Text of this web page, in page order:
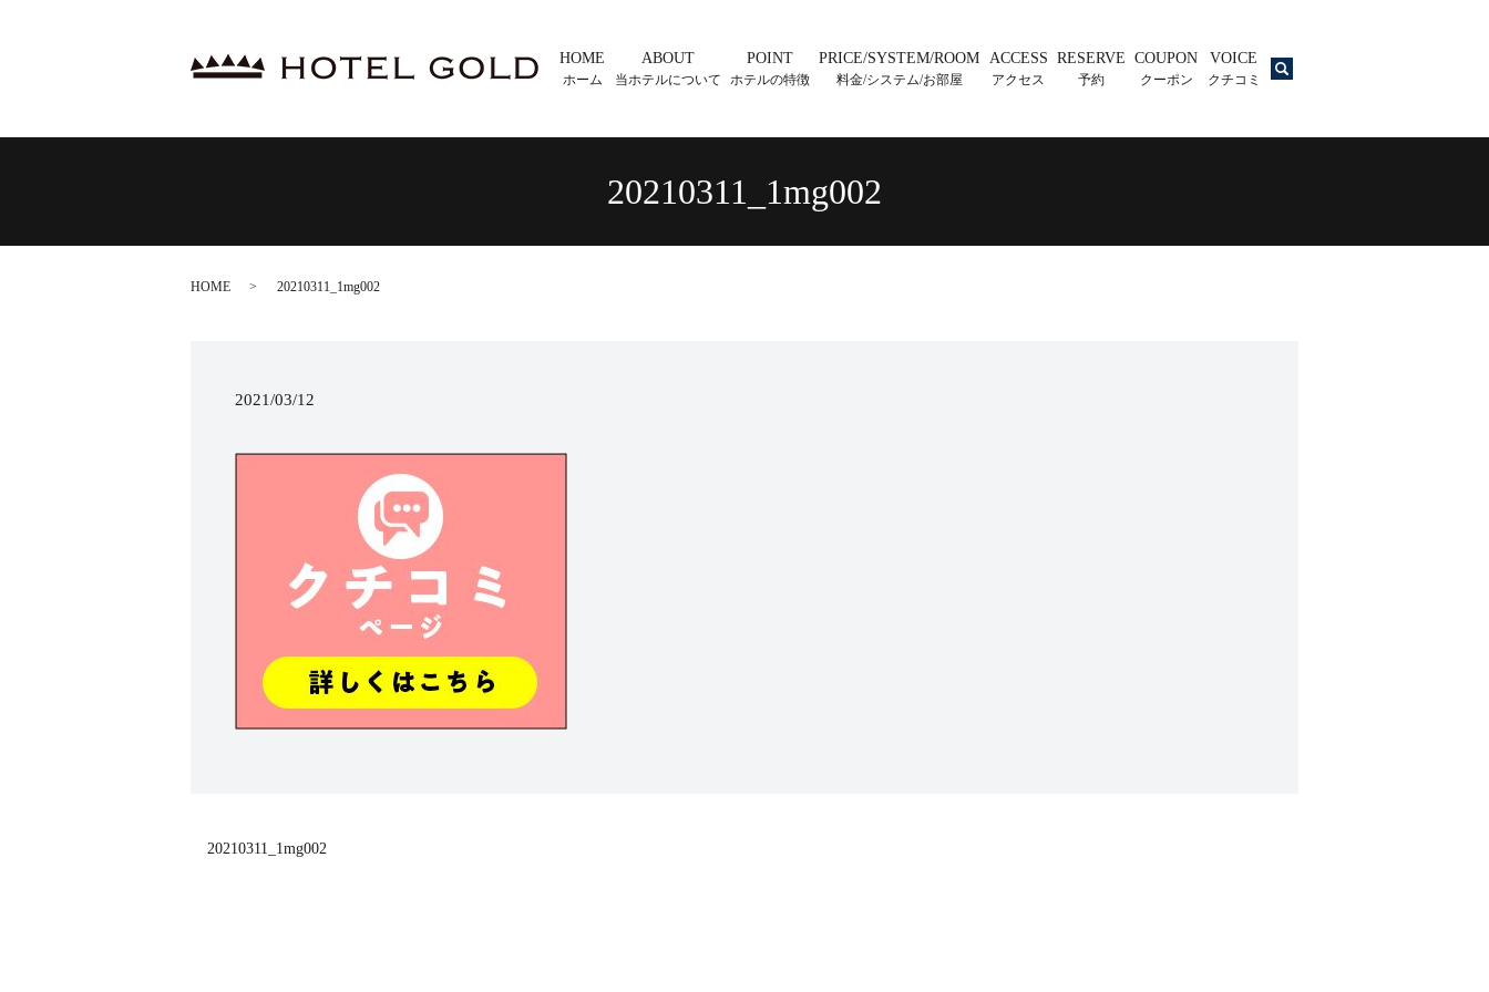
HOME
ホーム
ABOUT
当ホテルについて
POINT
ホテルの特徴
PRICE/SYSTEM/ROOM
料金/システム/お部屋
ACCESS
アクセス
RESERVE
予約
COUPON
クーポン
VOICE
クチコミ
20210311_1mg002
HOME 20210311_1mg002
2021/03/12
20210311_1mg002